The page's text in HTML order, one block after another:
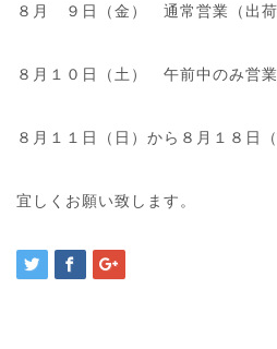
８月 ９日（金） 通常営業（出荷
８月１０日（土） 午前中のみ営業
８月１１日（日）から８月１８日
宜しくお願い致します。